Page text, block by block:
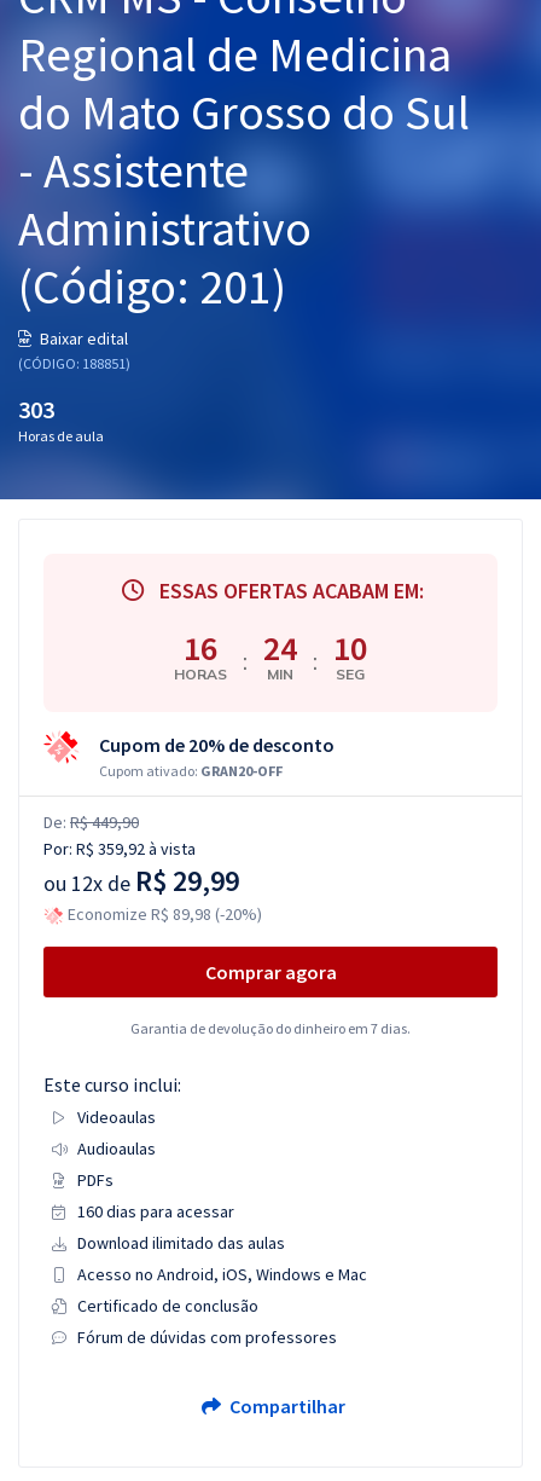
Graduação
Mentorias
Questões grátis
Conteúdo gratuito
Blog
Regional de Medicina
do Mato Grosso do Sul
- Assistente
Administrativo
(Código: 201)
Baixar edital
(CÓDIGO: 188851)
303
Horas de aula
ESSAS OFERTAS ACABAM EM:
16
HORAS : 24
MIN : 09
SEG
Cupom de 20% de desconto
Cupom ativado: GRAN20-OFF
De: R$ 449,90
Por: R$ 359,92à vista
ou 12x de R$ 29,99
Economize R$ 89,98 (-20%)
Comprar agora
Garantia de devolução do dinheiro em 7 dias.
Este curso inclui:
Videoaulas
Audioaulas
PDFs
160 dias para acessar
Download ilimitado das aulas
Acesso no Android, iOS, Windows e Mac
Certificado de conclusão
Fórum de dúvidas com professores
Compartilhar